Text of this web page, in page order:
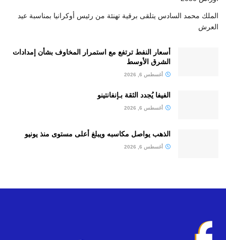
الملك محمد السادس يتلقى برقية تهنئة من رئيس أوكرانيا بمناسبة عيد
العرش
أسعار النفط ترتفع مع استمرار المخاوف بشأن إمدادات
الشرق الأوسط
أغسطس 6, 2026
الفيفا يُجدد الثقة بـإنفانتينو
أغسطس 6, 2026
الذهب يواصل مكاسبه ويبلغ أعلى مستوى منذ يونيو
أغسطس 6, 2026